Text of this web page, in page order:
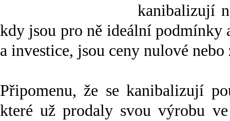
kanibalizují
kdy jsou pro ně ideální podmínky
a investice, jsou ceny nulové
Připomenu, že se kanibalizují
které už prodaly svou výrobu